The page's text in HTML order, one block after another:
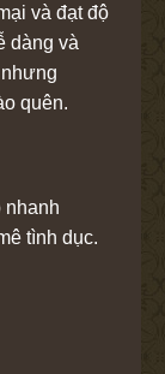
và đạt độ
dàng và
quên.
nhanh
tình dục.